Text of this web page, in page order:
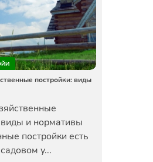
постройки: виды
виды и нормативы
постройки есть
у...